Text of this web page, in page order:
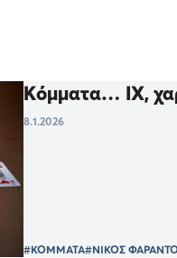
Kόμματα… ΙΧ,
8.1.2026
#ΚΟΜΜΑΤΑ#ΝΙΚΟΣ